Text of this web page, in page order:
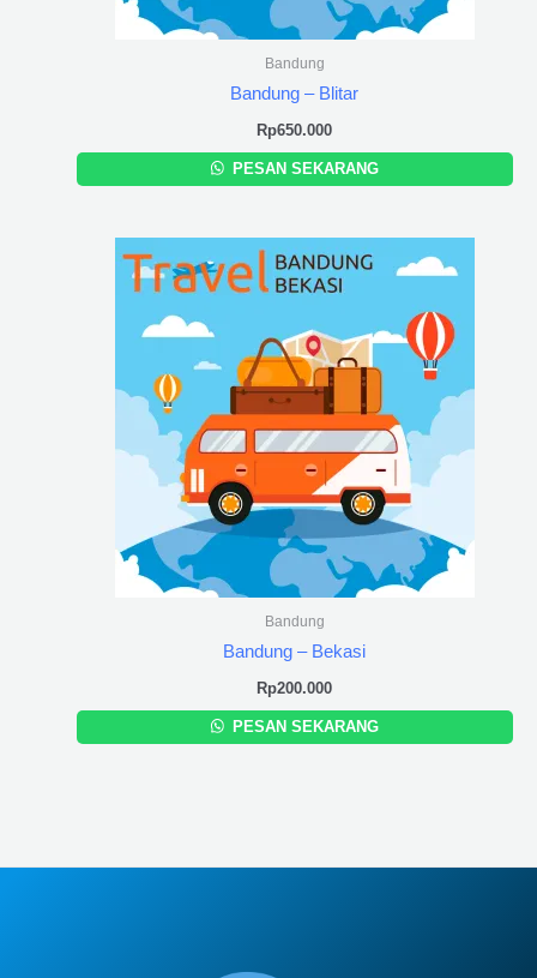
Bandung
Bandung – Blitar
Rp650.000
PESAN SEKARANG
Bandung
Bandung – Bekasi
Rp200.000
PESAN SEKARANG